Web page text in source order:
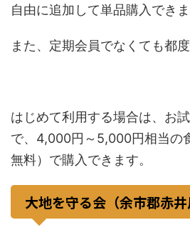
自由に追加して単品購入できま
また、定期会員でなくても都度
はじめて利用する場合は、お
で、4,000円～5,000円相当の
無料）で購入できます。
大地を守る会（余市郡赤井